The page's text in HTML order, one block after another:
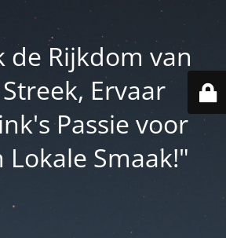
de Rijkdom van
Ervaar
Passie voor
Lokale Smaak!"